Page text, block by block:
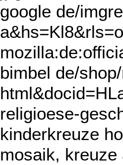
google de/
bimbel de/
religioese-
kinderkreuze
mosaik,